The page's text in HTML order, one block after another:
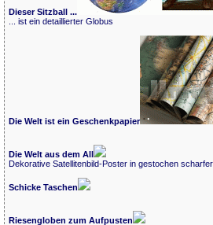
Dieser Sitzball ...
... ist ein detaillierter Globus
Die Welt ist ein Geschenkpapier
Die Welt aus dem All
Dekorative Satellitenbild-Poster in gestochen
Schicke Taschen
Riesengloben zum Aufpusten